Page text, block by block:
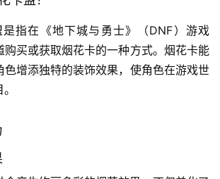
指在《地下城与勇士》（DNF）游戏
购买或获取烟花卡的一种方式。烟花卡能
色增添独特的装饰效果，使角色在游戏世